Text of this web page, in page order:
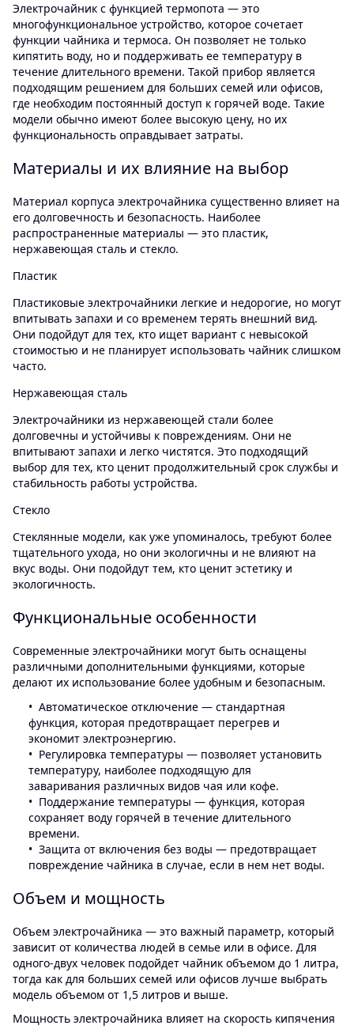
Электрочайник с функцией термопота — это
многофункциональное устройство, которое сочетает
функции чайника и термоса. Он позволяет не только
кипятить воду, но и поддерживать ее температуру в
течение длительного времени. Такой прибор является
подходящим решением для больших семей или офисов,
где необходим постоянный доступ к горячей воде. Такие
модели обычно имеют более высокую цену, но их
функциональность оправдывает затраты.
Материалы и их влияние на выбор
Материал корпуса электрочайника существенно влияет на
его долговечность и безопасность. Наиболее
распространенные материалы — это пластик,
нержавеющая сталь и стекло.
Пластик
Пластиковые электрочайники легкие и недорогие, но могут
впитывать запахи и со временем терять внешний вид.
Они подойдут для тех, кто ищет вариант с невысокой
стоимостью и не планирует использовать чайник слишком
часто.
Нержавеющая сталь
Электрочайники из нержавеющей стали более
долговечны и устойчивы к повреждениям. Они не
впитывают запахи и легко чистятся. Это подходящий
выбор для тех, кто ценит продолжительный срок службы и
стабильность работы устройства.
Стекло
Стеклянные модели, как уже упоминалось, требуют более
тщательного ухода, но они экологичны и не влияют на
вкус воды. Они подойдут тем, кто ценит эстетику и
экологичность.
Функциональные особенности
Современные электрочайники могут быть оснащены
различными дополнительными функциями, которые
делают их использование более удобным и безопасным.
Автоматическое отключение — стандартная
функция, которая предотвращает перегрев и
экономит электроэнергию.
Регулировка температуры — позволяет установить
температуру, наиболее подходящую для
заваривания различных видов чая или кофе.
Поддержание температуры — функция, которая
сохраняет воду горячей в течение длительного
времени.
Защита от включения без воды — предотвращает
повреждение чайника в случае, если в нем нет воды.
Объем и мощность
Объем электрочайника — это важный параметр, который
зависит от количества людей в семье или в офисе. Для
одного-двух человек подойдет чайник объемом до 1 литра,
тогда как для больших семей или офисов лучше выбрать
модель объемом от 1,5 литров и выше.
Мощность электрочайника влияет на скорость кипячения